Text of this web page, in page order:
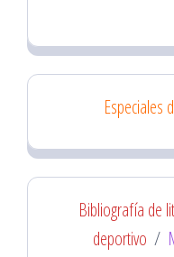
Especiales
Bibliografía de
deportivo /